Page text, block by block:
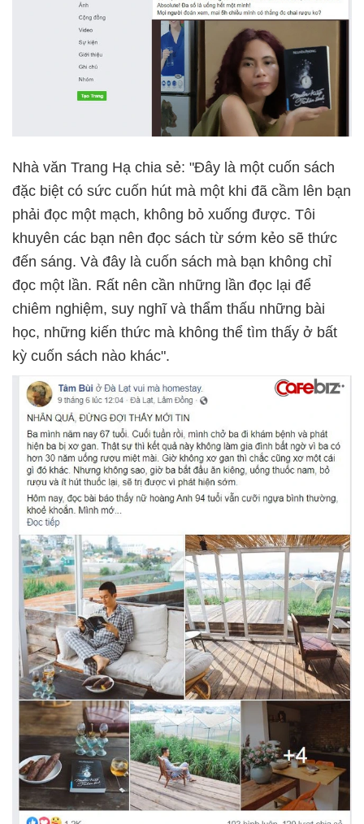
Nhà văn Trang Hạ chia sẻ: "Đây là một cuốn sách
đặc biệt có sức cuốn hút mà một khi đã cầm lên bạn
phải đọc một mạch, không bỏ xuống được. Tôi
khuyên các bạn nên đọc sách từ sớm kẻo sẽ thức
đến sáng. Và đây là cuốn sách mà bạn không chỉ
đọc một lần. Rất nên cần những lần đọc lại để
chiêm nghiệm, suy nghĩ và thẩm thấu những bài
học, những kiến thức mà không thể tìm thấy ở bất
kỳ cuốn sách nào khác".